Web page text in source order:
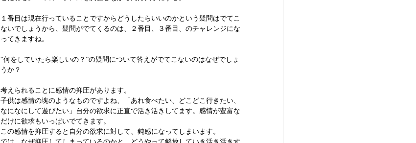
１番目は現在行っていることですからどうしたらいいのかという疑問はでてこ
ないでしょうから、疑問がでてくるのは、２番目、３番目、のチャレンジにな
ってきますね。
“何をしていたら楽しいの？”の疑問について答えがでてこないのはなぜでしょ
うか？
考えられることに感情の抑圧があります。
子供は感情の塊のようなものですよね、「あれ食べたい、どこどこ行きたい、
なになにして遊びたい」自分の欲求に正直で活き活きしてます。感情が豊富な
だけに欲求もいっぱいでてきます。
この感情を抑圧すると自分の欲求に対して、鈍感になってしまいます。